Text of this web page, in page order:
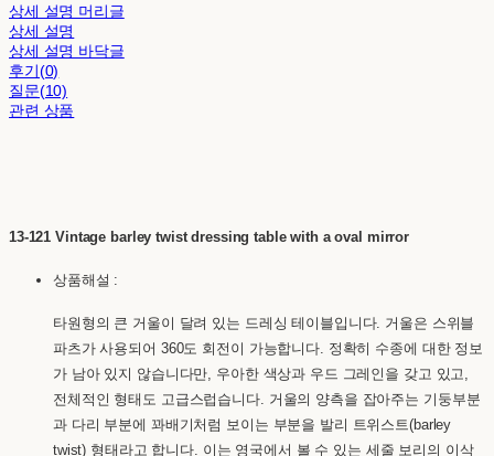
상세 설명 머리글
상세 설명
상세 설명 바닥글
후기(0)
질문(10)
관련 상품
13-121 Vintage barley twist dressing table with a oval mirror
상품해설 :
타원형의 큰 거울이 달려 있는 드레싱 테이블입니다. 거울은 스위블
파츠가 사용되어 360도 회전이 가능합니다. 정확히 수종에 대한 정보
가 남아 있지 않습니다만, 우아한 색상과 우드 그레인을 갖고 있고,
전체적인 형태도 고급스럽습니다. 거울의 양측을 잡아주는 기둥부분
과 다리 부분에 꽈배기처럼 보이는 부분을 발리 트위스트(barley
twist) 형태라고 합니다. 이는 영국에서 볼 수 있는 세줄 보리의 이삭